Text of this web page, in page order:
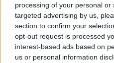
processing of your personal
targeted advertising by us,
section to confirm your
opt-out request is processed
interest-based ads based on
us or personal information